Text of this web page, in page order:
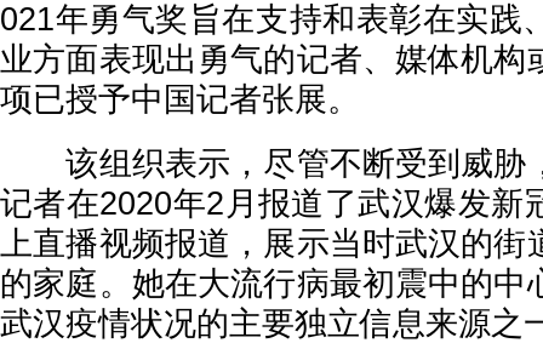
021年勇气奖旨在支持和表彰在实践
业方面表现出勇气的记者、媒体机构
项已授予中国记者张展。
该组织表示，尽管不断受到威胁
记者在2020年2月报道了武汉爆发新
上直播视频报道，展示当时武汉的街
的家庭。她在大流行病最初震中的中
武汉疫情状况的主要独立信息来源之